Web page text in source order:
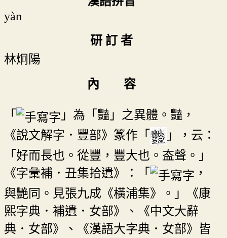
yàn
研 訂 者
林炯陽
內 容
「
」為「豔」之異體。豔，
《說文解字．豐部》篆作「
」，云：
「好而長也。從豐，豐大也。盇聲。」
《字彙補．丑集拾遺》：「
，
與艷同。見張九成《橫浦集》。」《康
熙字典．補遺．女部》、《中文大辭
典．女部》、《漢語大字典．女部》皆